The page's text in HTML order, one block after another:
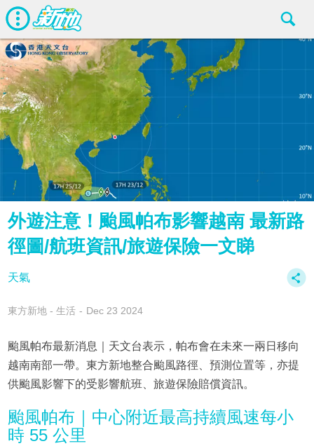
外遊注意！颱風帕布影響越南 最新路
徑圖/航班資訊/旅遊保險一文睇
天氣
東方新地 - 生活 Dec 23 2024
颱風帕布最新消息｜天文台表示，帕布會在未來一兩日移向
越南南部一帶。東方新地整合颱風路徑、預測位置等，亦提
供颱風影響下的受影響航班、旅遊保險賠償資訊。
颱風帕布｜中心附近最高持續風速每小
時 55 公里